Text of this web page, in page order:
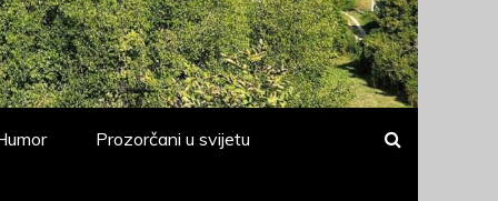
Prozorčani u svijetu